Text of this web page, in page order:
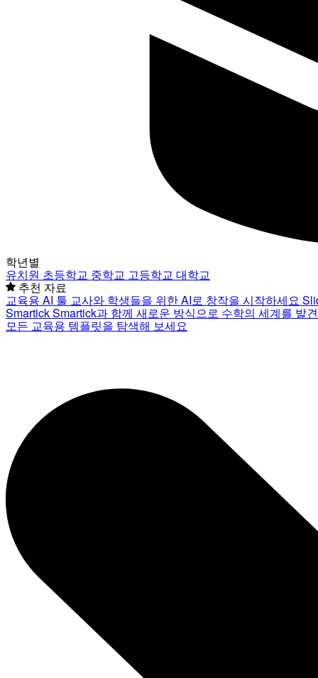
학년별
유치원 초등학교 중학교 고등학교 대학교
추천 자료
교육용 AI 툴 교사와 학생들을 위한 AI로 창작을 시작하세요
SmartickSmartick과 함께 새로운 방식으로 수학의 세계를 발
모든 교육용 템플릿을 탐색해 보세요